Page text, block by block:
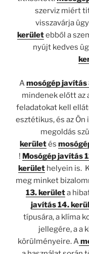
szerviz miért
visszavárja
kerületebből a
nyújt kedves
Amosógép
mindenek előtt az
feladatokat kell
esztétikus, és az
megoldás
kerületés
! Mosógép javítás
kerület helyein is.
meg minket
13. kerületa
javítás 14.
típusára, a klíma
jellegére, a a
körülményeire. A